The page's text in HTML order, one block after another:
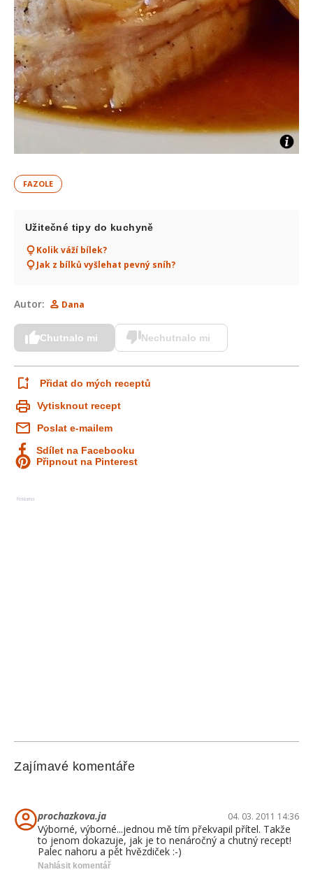
FAZOLE
Užitečné tipy do kuchyně
Kolik váží bílek?
Jak z bílků vyšlehat pevný sníh?
Autor: Dana
Chutnalo mi Nechutnalo mi
Přidat do mých receptů
Vytisknout recept
Poslat e-mailem
Sdílet na Facebooku
Připnout na Pinterest
Reklama
Zajímavé komentáře
prochazkova.ja 04. 03. 2011 14:36
Výborné, výborné...jednou mě tím překvapil přítel. Takže
to jenom dokazuje, jak je to nenáročný a chutný recept!
Palec nahoru a pět hvězdiček :-)
Nahlásit komentář